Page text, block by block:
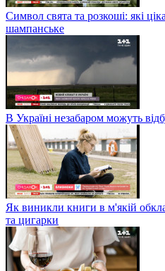
Символ свята та розкоші: які
шампанське
В Україні незабаром можуть
Як виникли книги в м'якій
та цигарки